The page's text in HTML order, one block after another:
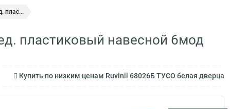
плас...
пластиковый навесной 6мод
Купить по низким ценам Ruvinil 68026Б ТУСО белая дверца